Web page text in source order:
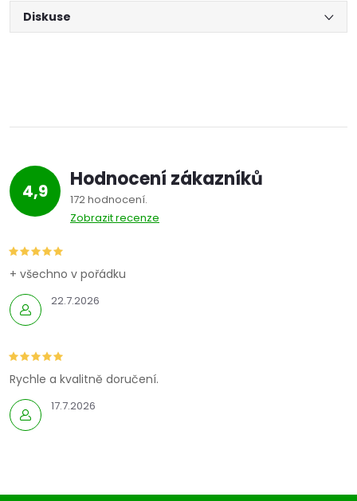
Diskuse
4,9 Hodnocení zákazníků
172 hodnocení
Zobrazit recenze
22.7.2026
+ všechno v pořádku
17.7.2026
Rychle a kvalitně doručení.